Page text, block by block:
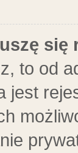
się
to od
jest